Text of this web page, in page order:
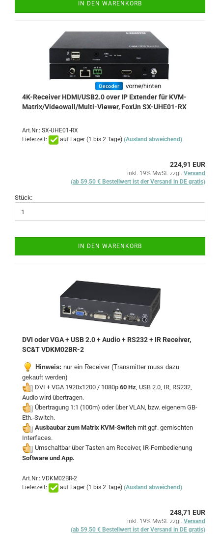
IN DEN WARENKORB
4K-Receiver HDMI/USB2.0 over IP Extender für KVM-
Matrix/Videowall/Multi-Viewer, FoxUn SX-UHE01-RX
Art.Nr.: SX-UHE01-RX
Lieferzeit:
auf Lager (1 bis 2 Tage) (Ausland abweichend)
224,91 EUR
inkl. 19% MwSt. zzgl. Versand
(ab 59,50 € Bestellwert ist der Versand in DE gratis)
Stück:
IN DEN WARENKORB
DVI oder VGA + USB 2.0 + Audio + RS232 + IR Receiver,
SC&T VDKM02BR-2
Hinweis: nur ein Receiver (Transmitter muss dazu
gekauft werden)
DVI + VGA 1920x1200 / 1080p 60 Hz , USB 2.0, IR, RS232,
Audio wird übertragen.
Übertragung 1:1 (100m) oder über VLAN, bzw. eigenem GB-
Eth.-Switch.
Ausbaubar zum Matrix KVM-Switch mit ggf. gemischten
Interfaces.
Umschaltbar über Tasten am Receiver, IR-Fernbedienung
Software und App.
Art.Nr.: VDKM02BR-2
Lieferzeit:
auf Lager (1 bis 2 Tage) (Ausland abweichend)
248,71 EUR
inkl. 19% MwSt. zzgl. Versand
(ab 59,50 € Bestellwert ist der Versand in DE gratis)